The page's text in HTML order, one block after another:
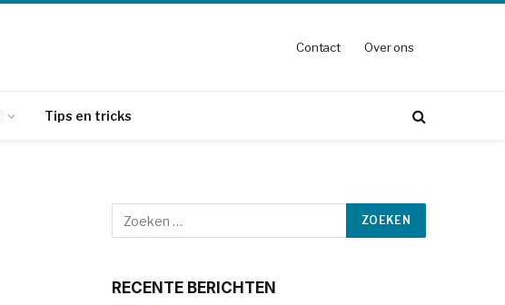
Contact Over ons
Tips en tricks
RECENTE BERICHTEN